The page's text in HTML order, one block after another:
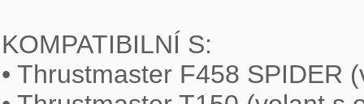
KOMPATIBILNÍ S:
• Thrustmaster F458 SPIDER